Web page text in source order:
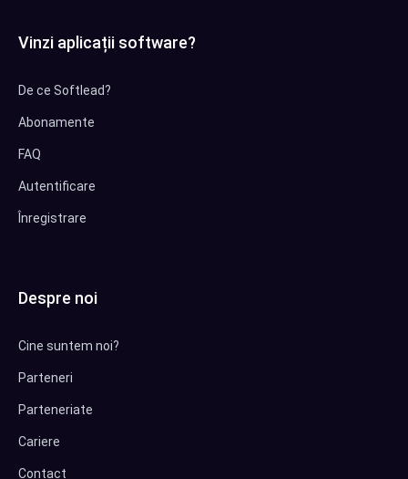
Vinzi aplicații software?
De ce Softlead?
Abonamente
FAQ
Autentificare
Înregistrare
Despre noi
Cine suntem noi?
Parteneri
Parteneriate
Cariere
Contact